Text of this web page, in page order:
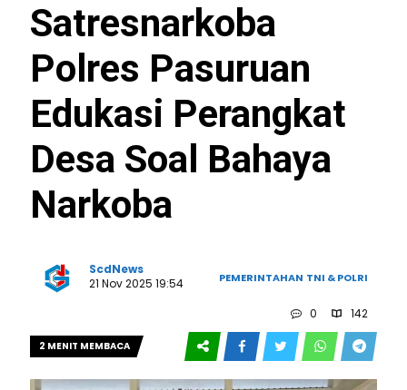
Satresnarkoba
Polres Pasuruan
Edukasi Perangkat
Desa Soal Bahaya
Narkoba
ScdNews
21 Nov 2025 19:54
PEMERINTAHAN TNI & POLRI
0 142
2 MENIT MEMBACA